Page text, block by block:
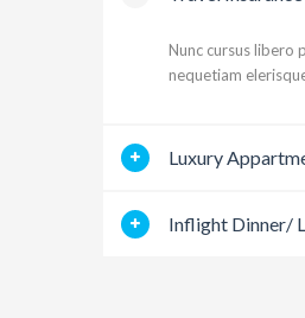
Nunc cursus libero
nequetiam
Luxury
Inflight Dinner/